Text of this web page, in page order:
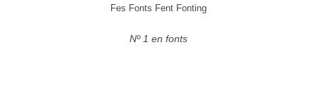
Fes Fonts Fent Fonting
Nº 1 en fonts